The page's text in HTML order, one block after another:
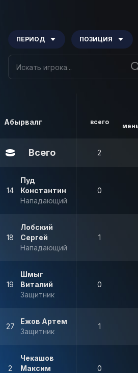
ПЕРИОД ПОЗИЦИЯ
Абырвалг всего
Всего 2
14
Пуд
Константин
Нападающий
0
18
Лобский
Сергей
Нападающий
1
19
Шмыг
Виталий
Защитник
0
27
Ежов Артем
Защитник
1
2
Чекашов
Максим
0